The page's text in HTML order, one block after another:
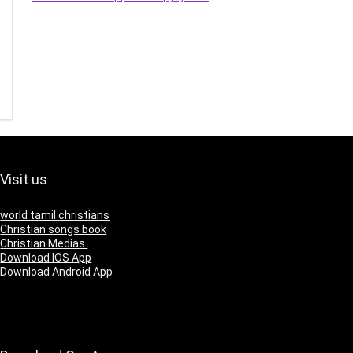
Visit us
world tamil christians
Christian songs book
Christian Medias
Download IOS App
Download Android App